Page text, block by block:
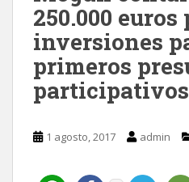
250.000 euros
inversiones
primeros
participativos
1 agosto, 2017 admin